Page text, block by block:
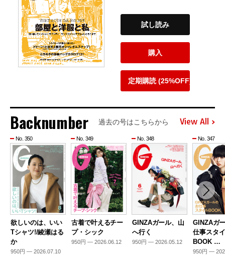
試し読み
購入
定期購読 (25%OFF)
Backnumber 過去の号はこちらから View All
No. 350
欲しいのは、いい
Tシャツ!/綾瀬はる
か
950円 — 2026.07.10
No. 349
古着で叶えるチー
プ・シック
950円 — 2026.06.12
No. 348
GINZAガール、山
へ行く
950円 — 2026.05.12
No. 347
GINZAガ
仕事スタ
BOOK …
950円 —